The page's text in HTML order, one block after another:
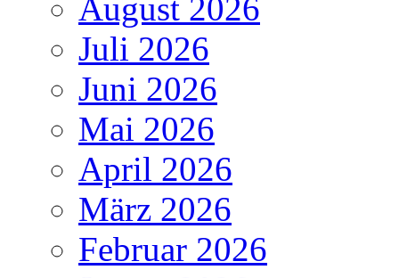
August 2026
Juli 2026
Juni 2026
Mai 2026
April 2026
März 2026
Februar 2026